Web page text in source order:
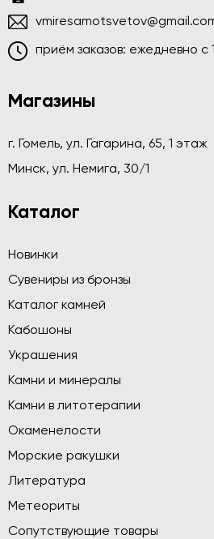
приём заказов: ежедневно c
Магазины
г. Гомель, ул. Гагарина, 65, 1 этаж
Минск, ул. Немига, 30/1
Каталог
Новинки
Сувениры из бронзы
Каталог камней
Кабошоны
Украшения
Камни и минералы
Камни в литотерапии
Окаменелости
Морские ракушки
Литература
Метеориты
Сопутствующие товары